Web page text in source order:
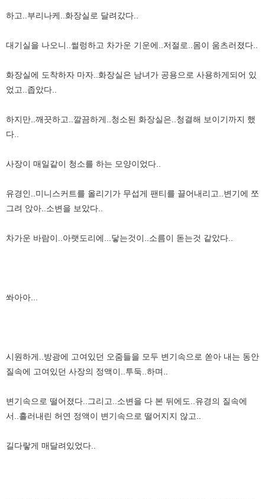
하고..부리나케..화장실로 달려갔다..
대기실을 나오니..썰렁하고 차가운 기운에..저절로..몸이 움츠러졌다..
화장실에 도착하자 마자..화장실은 남녀가 공용으로 사용하게되어 있
었고..좁았다..
하지만..깨끗하고..깔끔하게..청소된 화장실은..청결해 보이기까지 했
다..
사장이 매일같이 청소를 하는 모양이었다..
유경인..미니스커트를 올리기가 무섭게 팬티를 끌어내리고..변기에 쪼
그려 앉아..소변을 보았다..
차가운 바람이..아랫도리에...닿는것이..소름이 돋는것 같았다..
쏴아아...
시원하게..방광에 고여있던 오줌들을 모두 변기속으로 쏟아 내는 동안
질속에 고여있던 사장의 정액이..투둑..하며..
변기속으로 떨어졌다..그리고..소변을 다 본 뒤에도..유경의 질속에
서..흘러내린 허연 정액이 변기속으로 떨어지지 않고..
길다랗게 매달려있었다..